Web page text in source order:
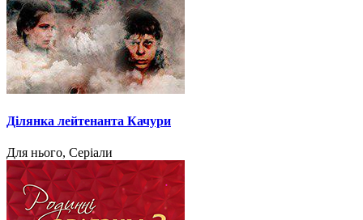
Ділянка лейтенанта Качури
Для нього, Серіали